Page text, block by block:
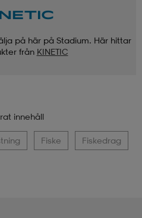
på här på Stadium. Här hittar
från KINETIC
innehåll
Fiske Fiskedrag